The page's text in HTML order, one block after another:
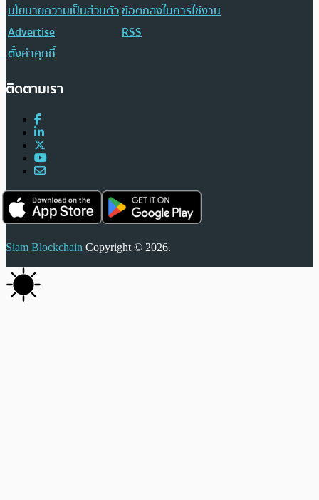
นโยบายความเป็นส่วนตัวข้อตกลงในการใช้งาน
Advertise
RSS
ตั้งค่าคุกกี้
ติดตามเรา
Siam Blockchain Copyright © 2026.